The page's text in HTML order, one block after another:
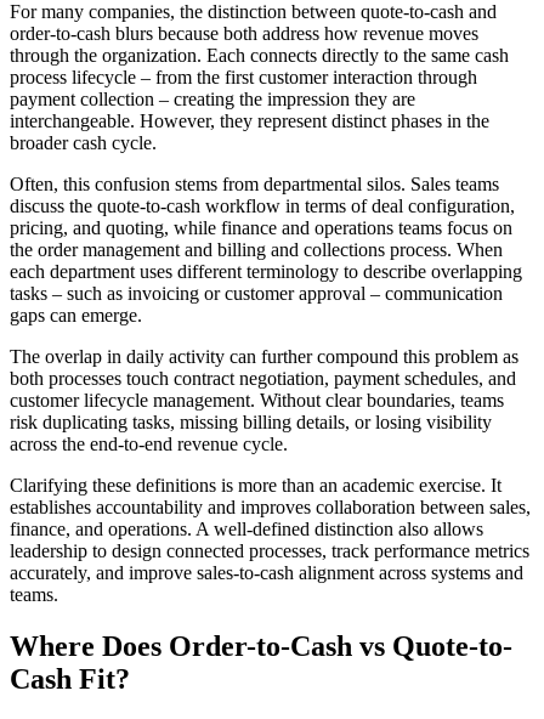
For many companies, the distinction between quote-to-cash and
order-to-cash blurs because both address how revenue moves
through the organization. Each connects directly to the same cash
process lifecycle – from the first customer interaction through
payment collection – creating the impression they are
interchangeable. However, they represent distinct phases in the
broader cash cycle.
Often, this confusion stems from departmental silos. Sales teams
discuss the quote-to-cash workflow in terms of deal configuration,
pricing, and quoting, while finance and operations teams focus on
the order management and billing and collections process. When
each department uses different terminology to describe overlapping
tasks – such as invoicing or customer approval – communication
gaps can emerge.
The overlap in daily activity can further compound this problem as
both processes touch contract negotiation, payment schedules, and
customer lifecycle management. Without clear boundaries, teams
risk duplicating tasks, missing billing details, or losing visibility
across the end-to-end revenue cycle.
Clarifying these definitions is more than an academic exercise. It
establishes accountability and improves collaboration between sales,
finance, and operations. A well-defined distinction also allows
leadership to design connected processes, track performance metrics
accurately, and improve sales-to-cash alignment across systems and
teams.
Where Does Order-to-Cash vs Quote-to-
Cash Fit?